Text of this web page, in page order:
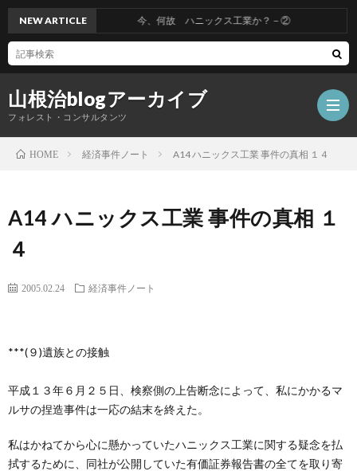
山根治blogアーカイブ
フォレスト・コンサルタンツ
人々
内
NEW ARTICLE 今、何故 ハニックス工業か？－②
HOME 経済事件ノート A14 ハニックス工業 事件の真相 １４
A14 ハニックス工業 事件の真相 １
４
2005.02.24 経済事件ノート
***(９)遺族との接触
平成１３年６月２５日、検察側の上告断念によって、私にかかるマ
ルサの捏造事件は一応の結末を終えた。
私はかねてから心に懸かっていたハニックス工業に関する疑念を払
拭するために、同社が公開していた有価証券報告書の全てを取り寄